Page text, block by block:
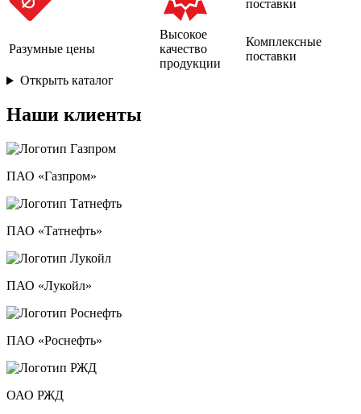
Разумные цены
Высокое
качество
продукции
Комплексные
поставки
Открыть каталог
Наши клиенты
ПАО «Газпром»
ПАО «Татнефть»
ПАО «Лукойл»
ПАО «Роснефть»
ОАО РЖД